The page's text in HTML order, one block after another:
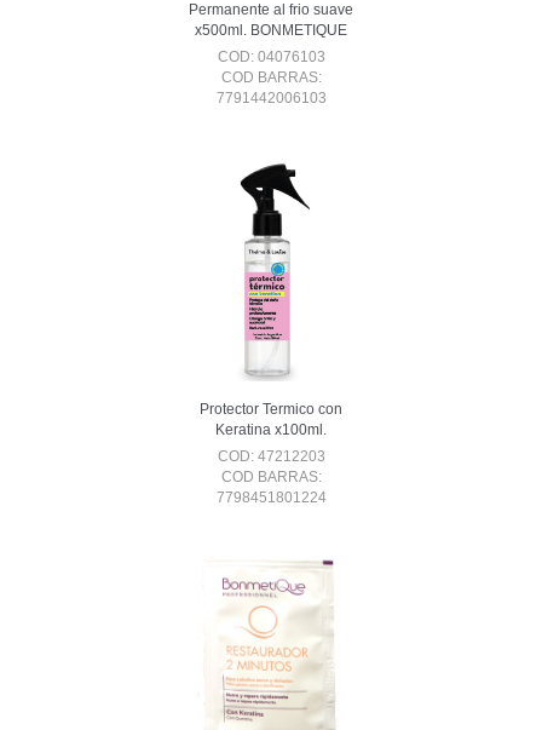
Permanente al frio suave
x500ml. BONMETIQUE
COD: 04076103
COD BARRAS:
7791442006103
Protector Termico con
Keratina x100ml.
COD: 47212203
COD BARRAS:
7798451801224